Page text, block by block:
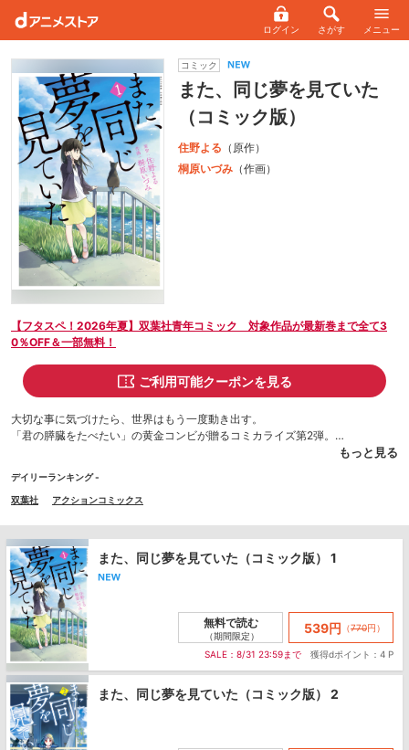
ログイン さがす メニュー
コミック
また、同じ夢を見ていた
（コミック版）
住野よる （原作）
桐原いづみ （作画）
【フタスペ！2026年夏】双葉社青年コミック 対象作品が最新巻まで全て3
0％OFF＆一部無料！
ご利用可能クーポンを見る
大切な事に気づけたら、世界はもう一度動き出す。
「君の膵臓をたべたい」の黄金コンビが贈るコミカライズ第2弾。
学校に友達がいない少女・奈ノ花が出会ったのは、手首に傷がある「南さ
れに尻尾の短い「彼女」でした。きっと誰にでも「やり直したい」ことがあ
る…。
もっと見る
デイリーランキング -
双葉社 アクションコミックス
また、同じ夢を見ていた（コミック版） 1
無料で読む
（期間限定）
539円 （770円）
SALE：8/31 23:59まで 獲得dポイント：4 P
また、同じ夢を見ていた（コミック版） 2